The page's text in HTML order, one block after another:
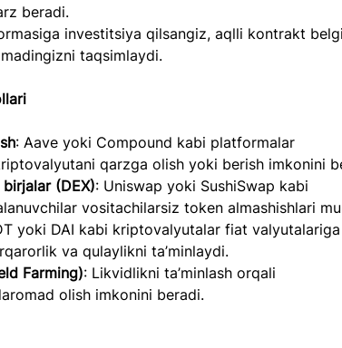
beradi.
investitsiya qilsangiz, aqlli kontrakt
taqsimlaydi.
: Aave yoki Compound kabi platformalar
qarzga olish yoki berish imkonini
(DEX): Uniswap yoki SushiSwap kabi
vositachilarsiz token almashishlari
yoki DAI kabi kriptovalyutalar fiat valyutalariga
va qulaylikni ta’minlaydi.
Farming): Likvidlikni ta’minlash orqali
olish imkonini beradi.